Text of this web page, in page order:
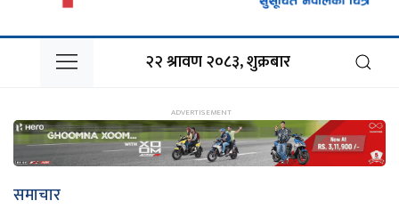
२२ श्रावण २०८३, शुक्रबार
समाचार